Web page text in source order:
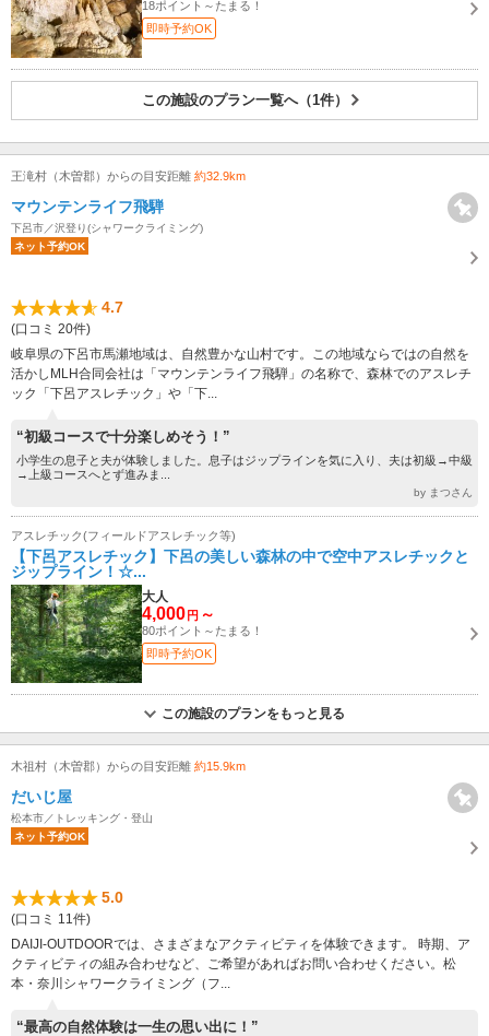
18ポイント～たまる！
即時予約OK
この施設のプラン一覧へ（1件）
王滝村（木曽郡）からの目安距離 約32.9km
マウンテンライフ飛騨
下呂市／沢登り(シャワークライミング)
ネット予約OK
4.7
(口コミ 20件)
岐阜県の下呂市馬瀬地域は、自然豊かな山村です。この地域ならではの自然を
活かしMLH合同会社は「マウンテンライフ飛騨」の名称で、森林でのアスレチ
ック「下呂アスレチック」や「下...
“初級コースで十分楽しめそう！”
小学生の息子と夫が体験しました。息子はジップラインを気に入り、夫は初級→中級
→上級コースへとず進みま...
by まつさん
アスレチック(フィールドアスレチック等)
【下呂アスレチック】下呂の美しい森林の中で空中アスレチックと
ジップライン！☆...
大人
4,000 円 ～
80ポイント～たまる！
即時予約OK
この施設のプランをもっと見る
木祖村（木曽郡）からの目安距離 約15.9km
だいじ屋
松本市／トレッキング・登山
ネット予約OK
5.0
(口コミ 11件)
DAIJI-OUTDOORでは、さまざまなアクティビティを体験できます。 時期、ア
クティビティの組み合わせなど、ご希望があればお問い合わせください。松
本・奈川シャワークライミング（フ...
“最高の自然体験は一生の思い出に！”